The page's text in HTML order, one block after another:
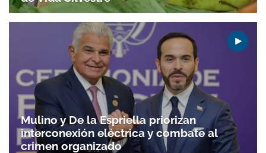
Mulino y De la Espriella priorizan
interconexión eléctrica y combate al
crimen organizado